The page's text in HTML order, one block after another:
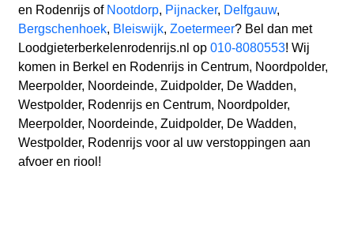
en Rodenrijs of Nootdorp, Pijnacker, Delfgauw,
Bergschenhoek, Bleiswijk, Zoetermeer? Bel dan met
Loodgieterberkelenrodenrijs.nl op 010-8080553! Wij
komen in Berkel en Rodenrijs in Centrum, Noordpolder,
Meerpolder, Noordeinde, Zuidpolder, De Wadden,
Westpolder, Rodenrijs en Centrum, Noordpolder,
Meerpolder, Noordeinde, Zuidpolder, De Wadden,
Westpolder, Rodenrijs voor al uw verstoppingen aan
afvoer en riool!